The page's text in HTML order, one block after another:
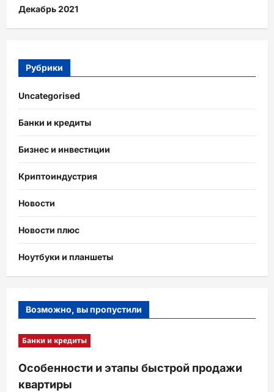
Декабрь 2021
Рубрики
Uncategorised
Банки и кредиты
Бизнес и инвестиции
Криптоиндустрия
Новости
Новости плюс
Ноутбуки и планшеты
Возможно, вы пропустили
Банки и кредиты
Особенности и этапы быстрой продажи
квартиры